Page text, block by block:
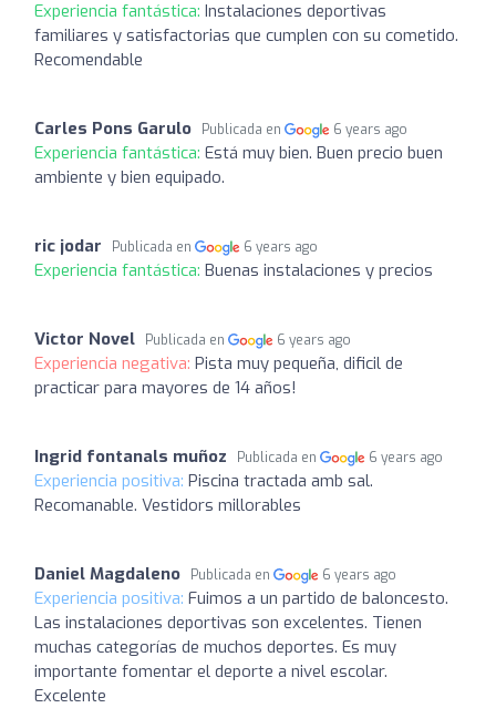
Experiencia fantástica: Instalaciones deportivas
familiares y satisfactorias que cumplen con su cometido.
Recomendable
Carles Pons Garulo Publicada en 6 years ago
Experiencia fantástica: Está muy bien. Buen precio buen
ambiente y bien equipado.
ric jodar Publicada en 6 years ago
Experiencia fantástica: Buenas instalaciones y precios
Victor Novel Publicada en 6 years ago
Experiencia negativa: Pista muy pequeña, dificil de
practicar para mayores de 14 años!
Ingrid fontanals muñoz Publicada en 6 years ago
Experiencia positiva: Piscina tractada amb sal.
Recomanable. Vestidors millorables
Daniel Magdaleno Publicada en 6 years ago
Experiencia positiva: Fuimos a un partido de baloncesto.
Las instalaciones deportivas son excelentes. Tienen
muchas categorías de muchos deportes. Es muy
importante fomentar el deporte a nivel escolar.
Excelente